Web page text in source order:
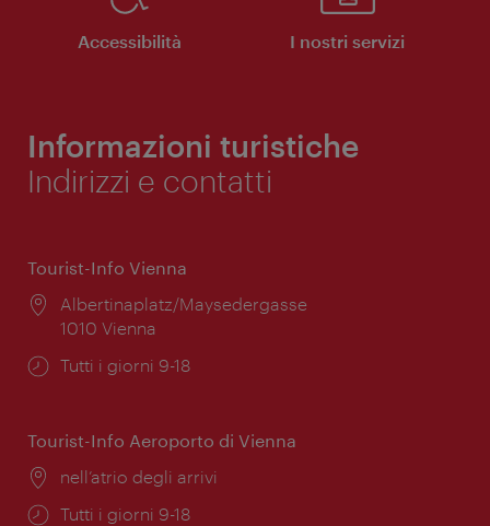
Accessibilità I nostri servizi
Informazioni turistiche
Indirizzi e contatti
Tourist-Info Vienna
Posizione:
Albertinaplatz/Maysedergasse
1010 Vienna
Orari
Tutti i giorni 9-18
Tourist-Info Aeroporto di Vienna
Posizione:
nell’atrio degli arrivi
Orari
Tutti i giorni 9-18